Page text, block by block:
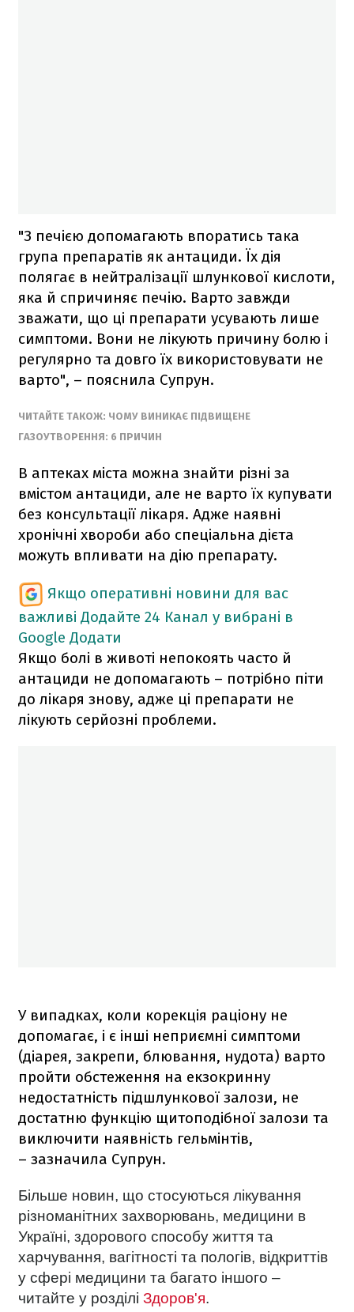
"З печією допомагають впоратись така
група препаратів як антациди. Їх дія
полягає в нейтралізації шлункової кислоти,
яка й спричиняє печію. Варто завжди
зважати, що ці препарати усувають лише
симптоми. Вони не лікують причину болю і
регулярно та довго їх використовувати не
варто", – пояснила Супрун.
ЧИТАЙТЕ ТАКОЖ: ЧОМУ ВИНИКАЄ ПІДВИЩЕНЕ
ГАЗОУТВОРЕННЯ: 6 ПРИЧИН
В аптеках міста можна знайти різні за
вмістом антациди, але не варто їх купувати
без консультації лікаря. Адже наявні
хронічні хвороби або спеціальна дієта
можуть впливати на дію препарату.
Якщо оперативні новини для вас
важливі Додайте 24 Канал у вибрані в
Google Додати
Якщо болі в животі непокоять часто й
антациди не допомагають – потрібно піти
до лікаря знову, адже ці препарати не
лікують серйозні проблеми.
У випадках, коли корекція раціону не
допомагає, і є інші неприємні симптоми
(діарея, закрепи, блювання, нудота) варто
пройти обстеження на екзокринну
недостатність підшлункової залози, не
достатню функцію щитоподібної залози та
виключити наявність гельмінтів,
– зазначила Супрун.
Більше новин, що стосуються лікування
різноманітних захворювань, медицини в
Україні, здорового способу життя та
харчування, вагітності та пологів, відкриттів
у сфері медицини та багато іншого –
читайте у розділі Здоров'я.